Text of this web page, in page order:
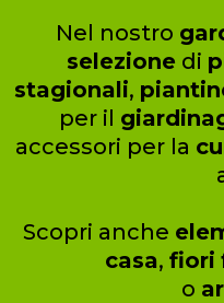
Nel nostro
selezionedi
stagionali,
per il
accessori per la
Scopri anche
casa, fiori
o